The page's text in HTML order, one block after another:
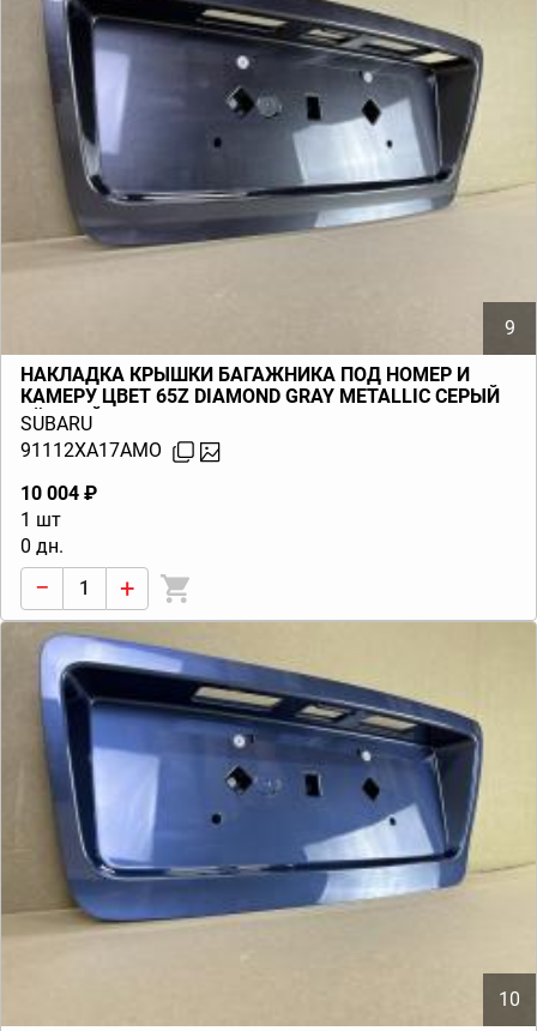
9
НАКЛАДКА КРЫШКИ БАГАЖНИКА ПОД НОМЕР И
КАМЕРУ ЦВЕТ 65Z DIAMOND GRAY METALLIC СЕРЫЙ
ТЁМНЫЙ TRIBECA B9 (W10) 2006-2014
SUBARU
91112XA17AMO
10 004 ₽
1 шт
0 дн.
− +
10